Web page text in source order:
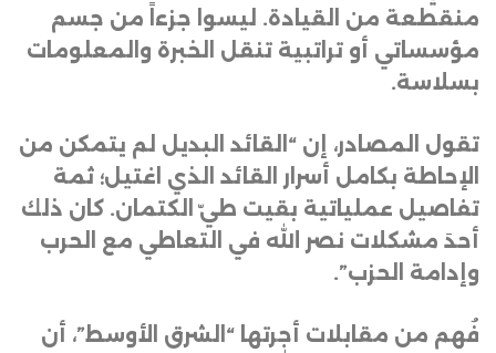
منقطعة من القيادة. ليسوا جزءاً من جسم
مؤسساتي أو تراتبية تنقل الخبرة والمعلومات
بسلاسة.
تقول المصادر، إن “القائد البديل لم يتمكن من
الإحاطة بكامل أسرار القائد الذي اغتيل؛ ثمة
تفاصيل عملياتية بقيت طيّ الكتمان. كان ذلك
أحدَ مشكلات نصر الله في التعاطي مع الحرب
وإدامة الحزب”.
فُهم من مقابلات أجرتها “الشرق الأوسط”، أن